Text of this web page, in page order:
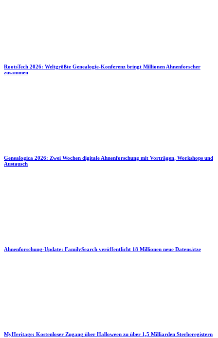
RootsTech 2026: Weltgrößte Genealogie-Konferenz bringt Millionen Ahnenforscher
zusammen
Genealogica 2026: Zwei Wochen digitale Ahnenforschung mit Vorträgen, Workshops und
Austausch
Ahnenforschung-Update: FamilySearch veröffentlicht 18 Millionen neue Datensätze
MyHeritage: Kostenloser Zugang über Halloween zu über 1,5 Milliarden Sterberegistern